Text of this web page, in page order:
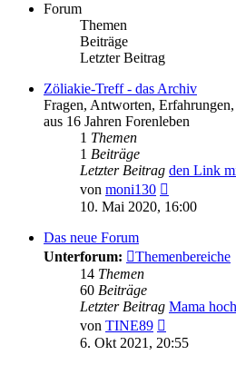
Forum
Themen
Beiträge
Letzter Beitrag
Zöliakie-Treff - das Archiv
Fragen, Antworten,
aus 16 Jahren Forenleben
1 Themen
1 Beiträge
Letzter Beitrag den Link
von moni130
Beitrag
10. Mai 2020, 16:00
Das neue Forum
Unterforum:
Themenbereiche
14 Themen
60 Beiträge
Letzter Beitrag Mama
von TINE89
Beitrag
6. Okt 2021, 20:55